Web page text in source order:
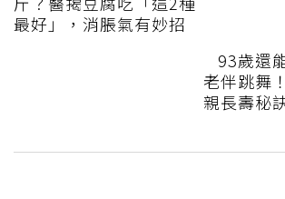
最好」，消脹氣有妙招
93歲還
老伴跳舞
親長壽秘